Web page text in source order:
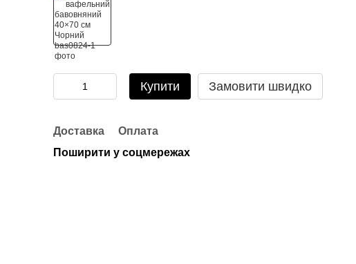
Купити Замовити швидко
Доставка
Оплата
Поширити у соцмережах